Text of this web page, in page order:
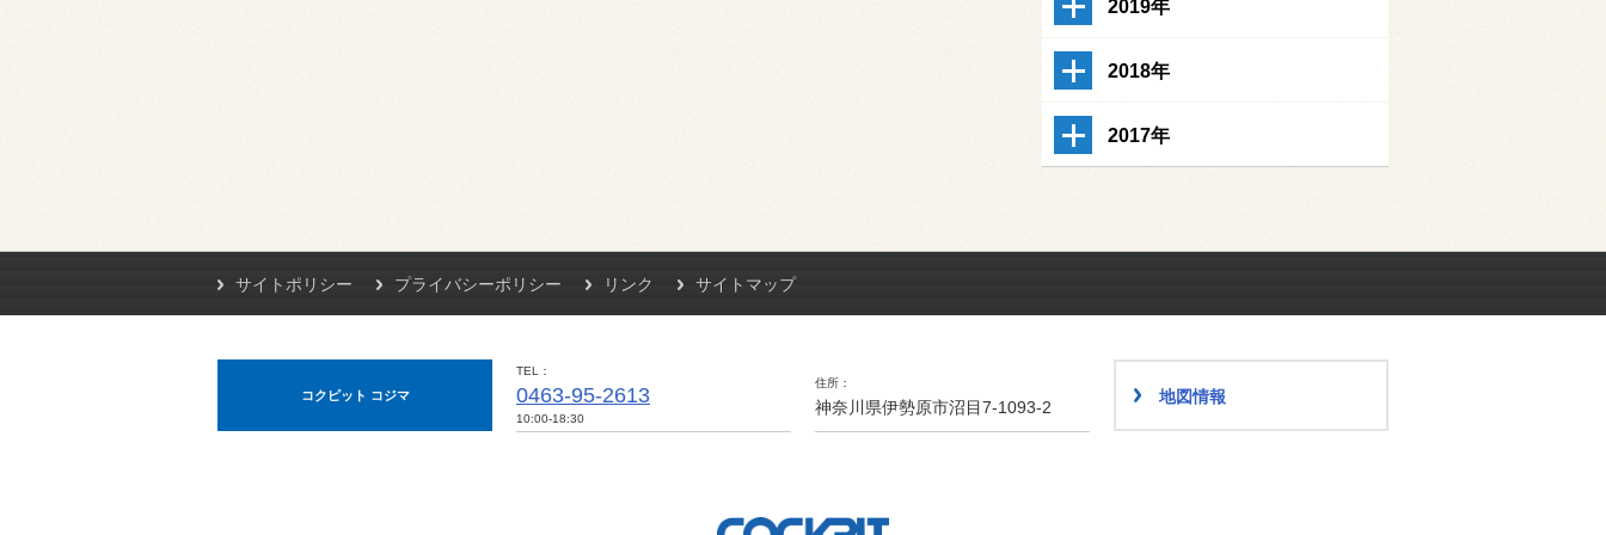
2019年
2018年
2017年
サイトポリシー プライバシーポリシー リンク サイトマップ
コクピット コジマ
TEL
0463-95-2613
10:00-18:30
住所
神奈川県伊勢原市沼目7-1093-2
地図情報